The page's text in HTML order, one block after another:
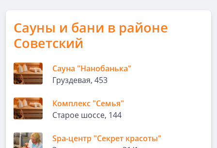
Сауны и бани в районе
Советский
Сауна "Нанобанька"
Груздевая, 453
Комплекс "Семья"
Старое шоссе, 144
Spa-центр "Секрет красоты"